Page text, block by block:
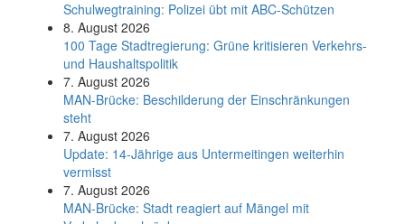
Schul­weg­trai­ning: Poli­zei übt mit ABC-Schüt­zen
8. August 2026
100 Tage Stadtregierung: Grüne kritisieren Verkehrs-
und Haushaltspolitik
7. August 2026
MAN-Brücke: Beschilderung der Einschränkungen
steht
7. August 2026
Update: 14-Jährige aus Untermeitingen weiterhin
vermisst
7. August 2026
MAN-Brücke: Stadt reagiert auf Mängel mit